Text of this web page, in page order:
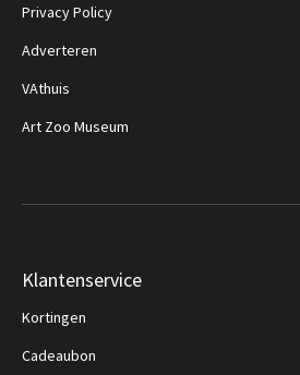
Privacy Policy
Adverteren
VAthuis
Art Zoo Museum
Klantenservice
Kortingen
Cadeaubon